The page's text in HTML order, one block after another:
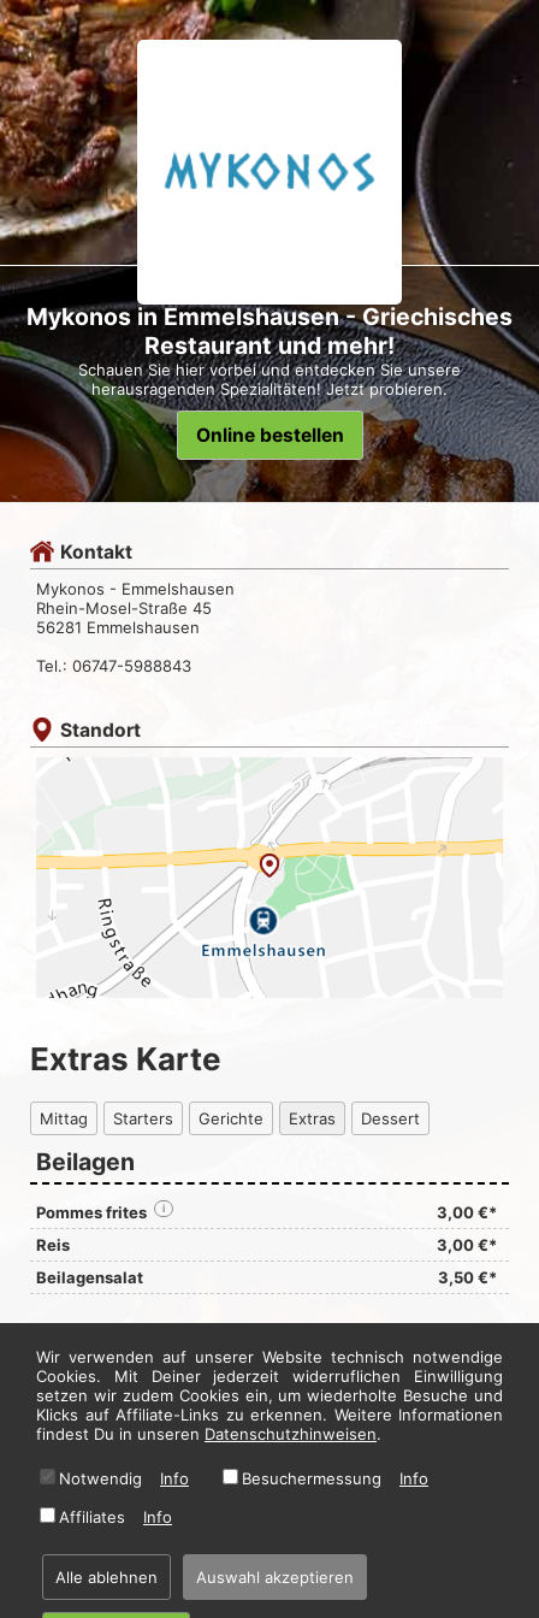
Mykonos in Emmelshausen - Griechisches
Restaurant und mehr!
Schauen Sie hier vorbei und entdecken Sie unsere
herausragenden Spezialitäten! Jetzt probieren.
Online bestellen
Kontakt
Mykonos - Emmelshausen
Rhein-Mosel-Straße 45
56281 Emmelshausen
Tel.: 06747-5988843
Standort
Extras Karte
Mittag Starters Gerichte Extras Dessert
Beilagen
Pommes frites 3,00 €*
i
Reis
3,00 €*
Beilagensalat
3,50 €*
Dips und Soßen
Tsatsiki 7,50 €*
Auberginen Creme 6,00 €*
i
Jetzt hier bestellen
* Alle Preise in Euro inkl. gesetzl. MwSt. Abbildungen können ggf. abweichen.
Informationen zu Inhalts- und Zusatzstoffen finden Sie unter
Wir verwenden auf unserer Website technisch notwendige
Cookies. Mit Deiner jederzeit widerruflichen Einwilligung
setzen wir zudem Cookies ein, um wiederholte Besuche und
Klicks auf Affiliate-Links zu erkennen. Weitere Informationen
findest Du in unseren Datenschutzhinweisen.
Notwendig Info Besuchermessung
Info
Affiliates
Info
Alle ablehnen Auswahl akzeptieren